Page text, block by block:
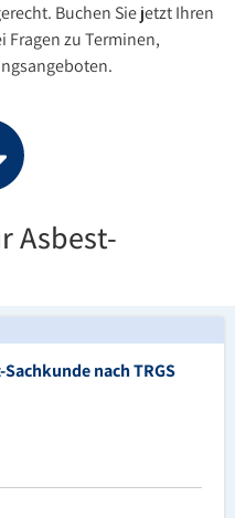
Buchen Sie jetzt Ihren
Fragen zu Terminen,
Asbest-
nach TRGS